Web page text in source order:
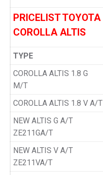
PRICELIST TOYOTA
COROLLA ALTIS
TYPE
COROLLA ALTIS 1.8 G
M/T
COROLLA ALTIS 1.8 V A/T
NEW ALTIS G A/T
ZE211GA/T
NEW ALTIS V A/T
ZE211VA/T